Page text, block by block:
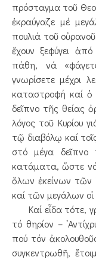
πρόσταγμα τοῦ
ἐκραύγαζε μέ
πουλιά τοῦ
ἔχουν ξεφύγει
πάθη, νά
γνωρίσετε μέχρι
καταστροφή καί ὁ
δεῖπνο τῆς θείας
λόγος τοῦ Κυρίου
τῷ διαβόλῳ καί
στό μέγα δεῖπνο
κατάματα, ὥστε νά
ὅλων ἐκείνων τῶν
καί τῶν μεγάλων οἱ
Καί εἶδα τότε,
τό θηρίον –
πού τόν
συγκεντρωθῆ,